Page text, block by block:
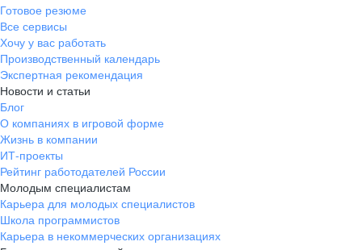
Готовое резюме
Все сервисы
Хочу у вас работать
Производственный календарь
Экспертная рекомендация
Новости и статьи
Блог
О компаниях в игровой форме
Жизнь в компании
ИТ-проекты
Рейтинг работодателей России
Молодым специалистам
Карьера для молодых специалистов
Школа программистов
Карьера в некоммерческих организациях